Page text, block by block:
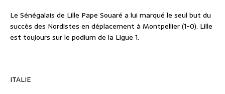
Le Sénégalais de Lille Pape Souaré a lui marqué le seul but du
succès des Nordistes en déplacement à Montpellier (1-0). Lille
est toujours sur le podium de la Ligue 1.
ITALIE